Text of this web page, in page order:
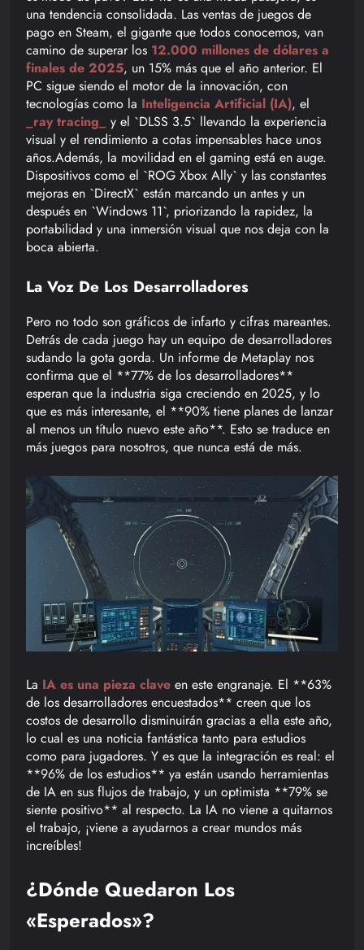
una tendencia consolidada. Las ventas de juegos de
pago en Steam, el gigante que todos conocemos, van
camino de superar los 12.000 millones de dólares a
finales de 2025, un 15% más que el año anterior. El
PC sigue siendo el motor de la innovación, con
tecnologías como la Inteligencia Artificial (IA), el
_ray tracing_
y el `DLSS 3.5` llevando la experiencia
visual y el rendimiento a cotas impensables hace unos
años.Además, la movilidad en el gaming está en auge.
Dispositivos como el `ROG Xbox Ally` y las constantes
mejoras en `DirectX` están marcando un antes y un
después en `Windows 11`, priorizando la rapidez, la
portabilidad y una inmersión visual que nos deja con la
boca abierta.
La Voz De Los Desarrolladores
Pero no todo son gráficos de infarto y cifras mareantes.
Detrás de cada juego hay un equipo de desarrolladores
sudando la gota gorda. Un informe de Metaplay nos
confirma que el **77% de los desarrolladores**
esperan que la industria siga creciendo en 2025, y lo
que es más interesante, el **90% tiene planes de lanzar
al menos un título nuevo este año**. Esto se traduce en
más juegos para nosotros, que nunca está de más.
La IA es una pieza clave en este engranaje. El **63%
de los desarrolladores encuestados** creen que los
costos de desarrollo disminuirán gracias a ella este año,
lo cual es una noticia fantástica tanto para estudios
como para jugadores. Y es que la integración es real: el
**96% de los estudios** ya están usando herramientas
de IA en sus flujos de trabajo, y un optimista **79% se
siente positivo** al respecto. La IA no viene a quitarnos
el trabajo, ¡viene a ayudarnos a crear mundos más
increíbles!
¿Dónde Quedaron Los
«Esperados»?